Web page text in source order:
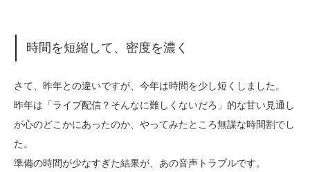
時間を短縮して、密度を濃く
さて、昨年との違いですが、今年は時間を少し短くしました。
昨年は「ライブ配信？そんなに難しくないだろ」的な甘い見通し
が心のどこかにあったのか、やってみたところ無謀な時間割でし
た。
準備の時間が少なすぎた結果が、あの音声トラブルです。